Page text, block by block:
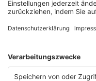
E-Mail:info@ruw.de
Web:https://www.ruw.de
AGB
Datenschutzerklärung